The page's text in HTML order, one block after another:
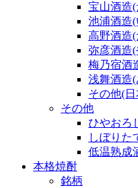
宝山酒造
池浦酒造
高野酒造
弥彦酒造
梅乃宿酒
浅舞酒造
その他(
その他
ひやおろ
しぼりた
低温熟成
本格焼酎
銘柄